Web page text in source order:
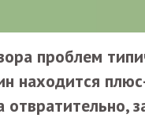
проблем
находится
отвратительно,